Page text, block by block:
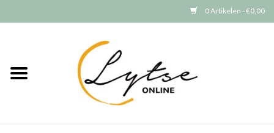
0 Artikelen - €0,00